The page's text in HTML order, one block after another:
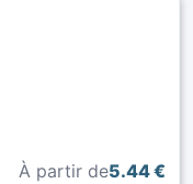
À partir de5.44 €